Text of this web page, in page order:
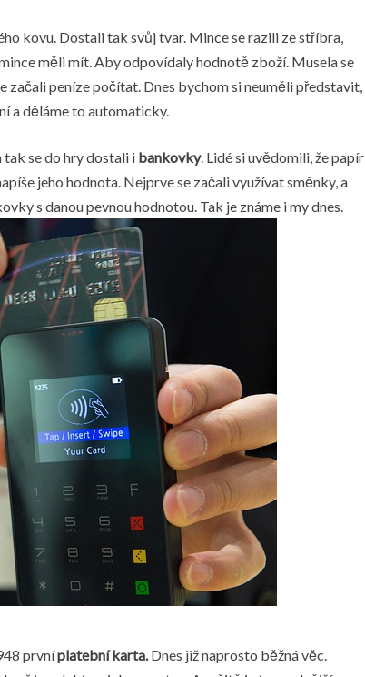
kovu. Dostali tak svůj tvar. Mince se razili ze stříbra,
měli mít. Aby odpovídaly hodnotě zboží. Musela se
začali peníze počítat. Dnes bychom si neuměli představit,
a děláme to automaticky.
tak se do hry dostali i bankovky. Lidé si uvědomili, že papír
jeho hodnota. Nejprve se začali využívat směnky, a
s danou pevnou hodnotou. Tak je známe i my dnes.
prvníplatební karta.Dnes již naprosto běžná věc.